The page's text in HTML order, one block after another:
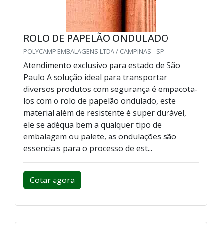
ROLO DE PAPELÃO ONDULADO
POLYCAMP EMBALAGENS LTDA / CAMPINAS - SP
Atendimento exclusivo para estado de São
Paulo A solução ideal para transportar
diversos produtos com segurança é empacota-
los com o rolo de papelão ondulado, este
material além de resistente é super durável,
ele se adéqua bem a qualquer tipo de
embalagem ou palete, as ondulações são
essenciais para o processo de est...
Cotar agora